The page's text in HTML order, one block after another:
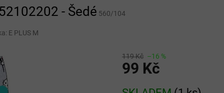
- Šedé 560/104
E PLUS M
119 Kč –16 %
99 Kč